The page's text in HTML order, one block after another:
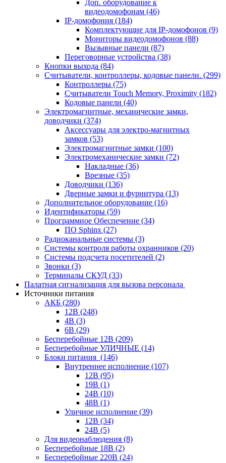
Доп. оборудование к
видеодомофонам (46)
IP-домофония (184)
Комплектующие для IP-домофонов (9)
Мониторы видеодомофонов (88)
Вызывные панели (87)
Переговорные устройства (38)
Кнопки выхода (84)
Считыватели, контроллеры, кодовые панели. (299)
Контроллеры (75)
Считыватели Touch Memory, Proximity (182)
Кодовые панели (40)
Электромагнитные, механические замки,
доводчики (374)
Аксессуары для электро-магнитных
замков (53)
Электромагнитные замки (100)
Электромеханические замки (72)
Накладные (36)
Врезные (35)
Доводчики (136)
Дверные замки и фурнитура (13)
Дополнительное оборудование (16)
Идентификаторы (59)
Программное Обеспечение (34)
ПО Sphinx (27)
Радиоканальные системы (3)
Системы контроля работы охранников (20)
Системы подсчета посетителей (2)
Звонки (3)
Терминалы СКУД (33)
Палатная сигнализация для вызова персонала
Источники питания
АКБ (280)
12В (248)
4В (3)
6В (29)
Бесперебойные 12В (209)
Бесперебойные УЛИЧНЫЕ (14)
Блоки питания (146)
Внутреннее исполнение (107)
12В (95)
19В (1)
24В (10)
48В (1)
Уличное исполнение (39)
12В (34)
24В (5)
Для видеонаблюдения (8)
Бесперебойные 18В (2)
Бесперебойные 220В (24)